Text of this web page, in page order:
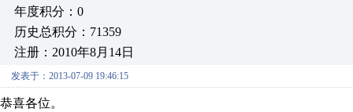
年度积分：0
历史总积分：71359
注册：2010年8月14日
发表于：2013-07-09 19:46:15
恭喜各位。